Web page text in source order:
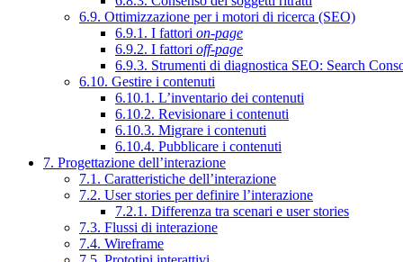
6.9. Ottimizzazione per i motori di ricerca (SEO)
6.9.1. I fattori on-page
6.9.2. I fattori off-page
6.9.3. Strumenti di diagnostica SEO: Search
6.10. Gestire i contenuti
6.10.1. L’inventario dei contenuti
6.10.2. Revisionare i contenuti
6.10.3. Migrare i contenuti
6.10.4. Pubblicare i contenuti
7. Progettazione dell’interazione
7.1. Caratteristiche dell’interazione
7.2. User stories per definire l’interazione
7.2.1. Differenza tra scenari e user stories
7.3. Flussi di interazione
7.4. Wireframe